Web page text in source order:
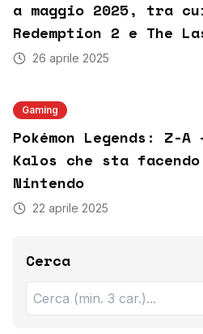
a maggio 2025, tra
Redemption 2 e The
26 aprile 2025
Gaming
Pokémon Legends:
Kalos che sta
Nintendo
22 aprile 2025
Cerca